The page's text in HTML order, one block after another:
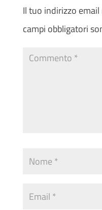
Il tuo indirizzo
campi obbligatori